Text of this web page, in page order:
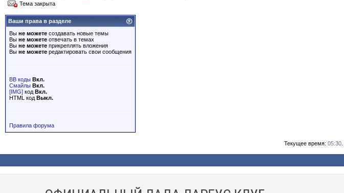
Тема закрыта
Ваши права в разделе
Вы не можете создавать новые темы
Вы не можете отвечать в темах
Вы не можете прикреплять вложения
Вы не можете редактировать свои сообщения
BB коды Вкл.
Смайлы Вкл.
[IMG] код Вкл.
HTML код Выкл.
Правила форума
Текущее время: 05:30